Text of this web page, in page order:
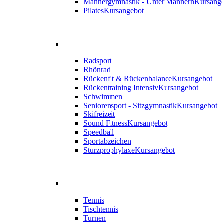
Männergymnastik - Unter Männern
PilatesKursangebot
Radsport
Rhönrad
Rückenfit & RückenbalanceKursangebot
Rückentraining IntensivKursangebot
Schwimmen
Seniorensport - SitzgymnastikKursangebot
Skifreizeit
Sound FitnessKursangebot
Speedball
Sportabzeichen
SturzprophylaxeKursangebot
Tennis
Tischtennis
Turnen